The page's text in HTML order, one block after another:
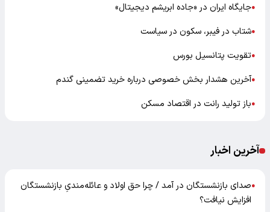
●جایگاه ایران در «جاده ابریشم دیجیتال»
●شتاب در فیبر، سکون در سیاست
●تقویت پتانسیل بورس
●آخرین هشدار بخش خصوصی درباره خرید تضمینی گندم
●باز تولید رانت در اقتصاد مسکن
آخرین اخبار
●صدای بازنشستگان در آمد / چرا حق اولاد و عائله‌مندیِ بازنشستگان
افزایش نیافت؟